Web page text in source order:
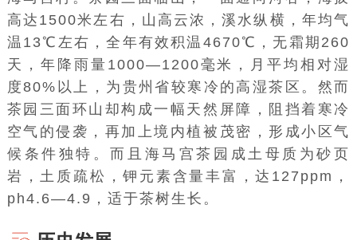
高达1500米左右，山高云浓，溪水纵横，年均气
温13℃左右，全年有效积温4670℃，无霜期260
天，年降雨量1000—1200毫米，月平均相对湿
度80%以上，为贵州省较寒冷的高湿茶区。然而
茶园三面环山却构成一幅天然屏障，阻挡着寒冷
空气的侵袭，再加上境内植被茂密，形成小区气
候条件独特。而且海马宫茶园成土母质为砂页
岩，土质疏松，钾元素含量丰富，达127ppm，
ph4.6—4.9，适于茶树生长。